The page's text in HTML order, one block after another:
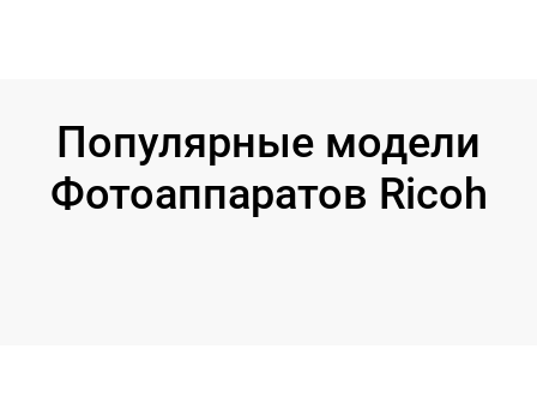
Популярные модели
Фотоаппаратов Ricoh